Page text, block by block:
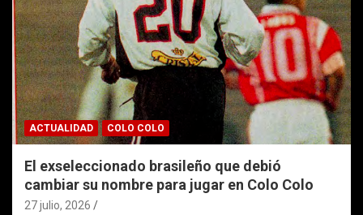
ACTUALIDAD COLO COLO
El exseleccionado brasileño que debió
cambiar su nombre para jugar en Colo Colo
27 julio, 2026